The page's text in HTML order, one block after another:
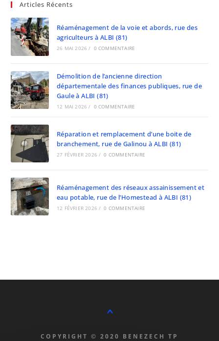
Articles Récents
Réaménagement de la voie et abords, rue des
agriculteurs à ALBI (81)
26 MAI 2026 / 0 COMMENTAIRE
Démolition de l’ancienne direction
départementale des finances publiques, rue de
Gaule à ALBI (81)
12 MAI 2026 / 0 COMMENTAIRE
Réparation et remplacement d’une boite de
branchement, rue de Galinou à ALBI (81)
27 FÉVRIER 2026 / 0 COMMENTAIRE
Réaménagement des réseaux assainissement et
eau potable, rue de l’Homestead à ALBI (81)
12 FÉVRIER 2026 / 0 COMMENTAIRE
^
COPYRIGHT © 2020 BENEZECH TP